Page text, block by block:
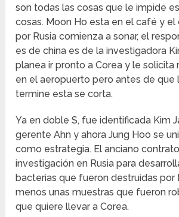
son todas las cosas que le impide
cosas. Moon Ho esta en el café y el
por Rusia comienza a sonar, el
es de china es de la investigadora
planea ir pronto a Corea y le solicita
en el aeropuerto pero antes de que
termine esta se corta.
Ya en doble S, fue identificada Kim
gerente Ahn y ahora Jung Hoo se
como estrategia. El anciano
investigación en Rusia para
bacterias que fueron destruidas por
menos unas muestras que fueron
que quiere llevar a Corea.